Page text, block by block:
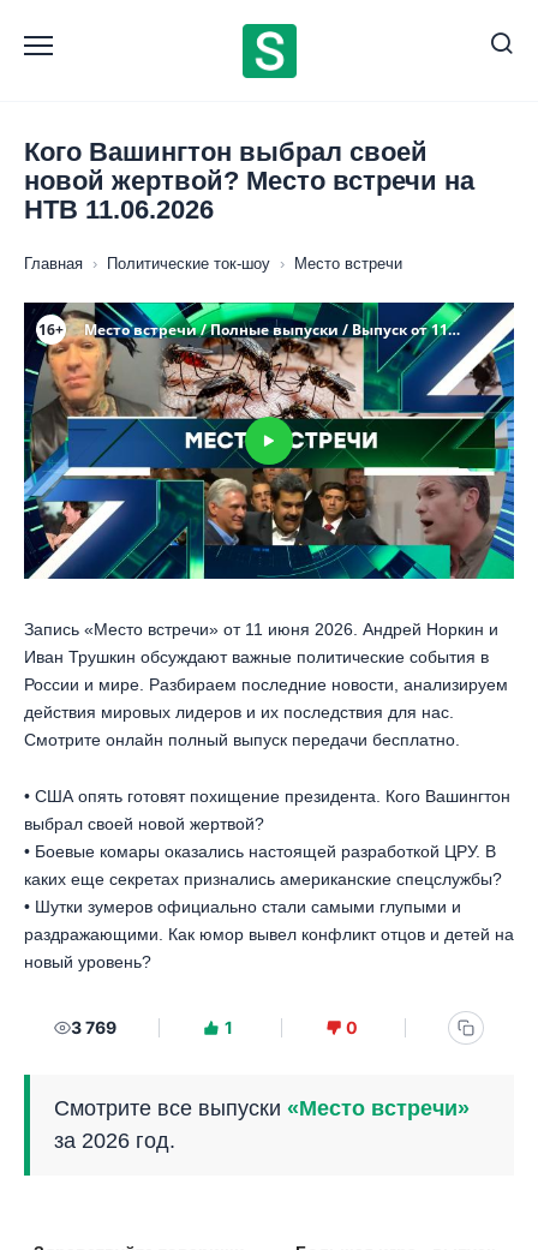
содержанию
Кого Вашингтон выбрал своей
новой жертвой? Место встречи на
НТВ 11.06.2026
Главная › Политические ток-шоу › Место встречи
Запись «Место встречи» от 11 июня 2026. Андрей Норкин и
Иван Трушкин обсуждают важные политические события в
России и мире. Разбираем последние новости, анализируем
действия мировых лидеров и их последствия для нас.
Смотрите онлайн полный выпуск передачи бесплатно.
• США опять готовят похищение президента. Кого Вашингтон
выбрал своей новой жертвой?
• Боевые комары оказались настоящей разработкой ЦРУ. В
каких еще секретах признались американские спецслужбы?
• Шутки зумеров официально стали самыми глупыми и
раздражающими. Как юмор вывел конфликт отцов и детей на
новый уровень?
3 769 1 0
Смотрите все выпуски «Место встречи»
за 2026 год.